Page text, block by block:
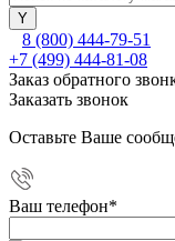
8 (800) 444-79-51
+7 (499) 444-81-08
Заказ обратного
Заказать звонок
Оставьте Ваше
Ваш телефон*